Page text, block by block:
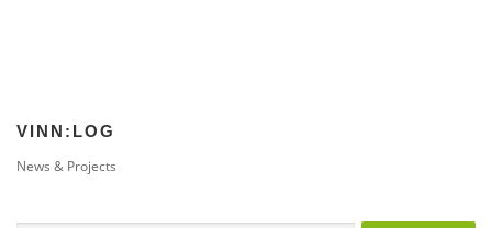
VINN:LOG
News & Projects